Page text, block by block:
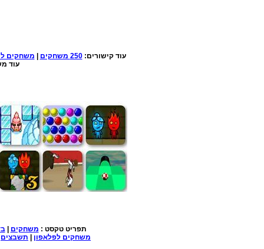
עוד קישורים:250 משחקים
משחקים
עוד
תפריט טקסט : משחקים |
משחקים לפלאפון
תשבצים